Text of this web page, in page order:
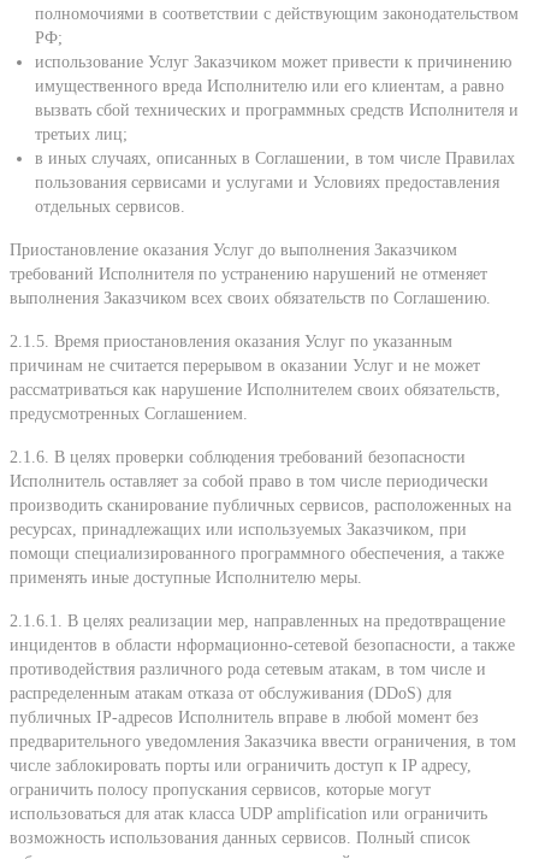
полномочиями в соответствии с действующим законодательством
РФ;
использование Услуг Заказчиком может привести к причинению
имущественного вреда Исполнителю или его клиентам, а равно
вызвать сбой технических и программных средств Исполнителя и
третьих лиц;
в иных случаях, описанных в Соглашении, в том числе Правилах
пользования сервисами и услугами и Условиях предоставления
отдельных сервисов.
Приостановление оказания Услуг до выполнения Заказчиком
требований Исполнителя по устранению нарушений не отменяет
выполнения Заказчиком всех своих обязательств по Соглашению.
2.1.5. Время приостановления оказания Услуг по указанным
причинам не считается перерывом в оказании Услуг и не может
рассматриваться как нарушение Исполнителем своих обязательств,
предусмотренных Соглашением.
2.1.6. В целях проверки соблюдения требований безопасности
Исполнитель оставляет за собой право в том числе периодически
производить сканирование публичных сервисов, расположенных на
ресурсах, принадлежащих или используемых Заказчиком, при
помощи специализированного программного обеспечения, а также
применять иные доступные Исполнителю меры.
2.1.6.1. В целях реализации мер, направленных на предотвращение
инцидентов в области нформационно-сетевой безопасности, а также
противодействия различного рода сетевым атакам, в том числе и
распределенным атакам отказа от обслуживания (DDoS) для
публичных IP-адресов Исполнитель вправе в любой момент без
предварительного уведомления Заказчика ввести ограничения, в том
числе заблокировать порты или ограничить доступ к IP адресу,
ограничить полосу пропускания сервисов, которые могут
использоваться для атак класса UDP amplification или ограничить
возможность использования данных сервисов. Полный список